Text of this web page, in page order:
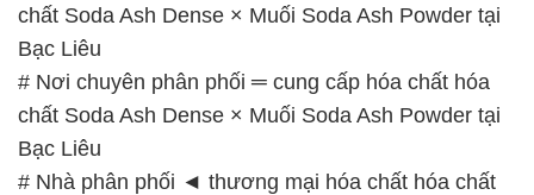
chất Soda Ash Dense × Muối Soda Ash Powder tại
Bạc Liêu
# Nơi chuyên phân phối ═ cung cấp hóa chất hóa
chất Soda Ash Dense × Muối Soda Ash Powder tại
Bạc Liêu
# Nhà phân phối ◄ thương mại hóa chất hóa chất